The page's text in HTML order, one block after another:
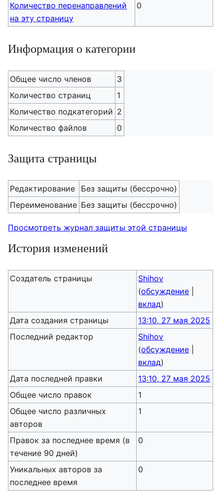
Количество перенаправлений
на эту страницу
0
Информация о категории
Общее число членов
3
Количество страниц
1
Количество подкатегорий 2
Количество файлов
0
Защита страницы
Редактирование
Без защиты (бессрочно)
Переименование Без защиты (бессрочно)
Просмотреть журнал защиты этой страницы
История изменений
Создатель страницы
Shihov
(обсуждение
вклад)
Дата создания страницы
13:10, 27 мая 2025
Последний редактор
Shihov
(обсуждение
вклад)
Дата последней правки
13:10, 27 мая 2025
Общее число правок
1
Общее число различных
авторов
1
Правок за последнее время (в
течение 90 дней)
0
Уникальных авторов за
последнее время
0